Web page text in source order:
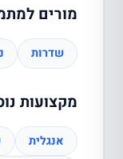
מורים
שדרות
מקצועות
אנגלית